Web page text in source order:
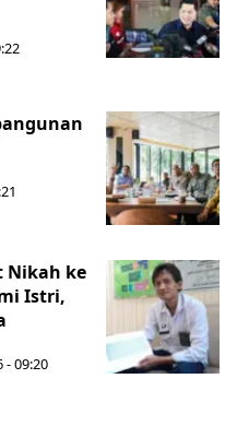
Nikah ke
Istri,
- 09:20